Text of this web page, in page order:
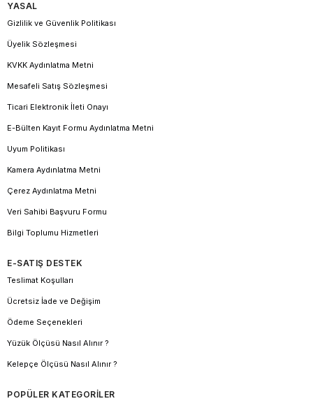
YASAL
Gizlilik ve Güvenlik Politikası
Üyelik Sözleşmesi
KVKK Aydınlatma Metni
Mesafeli Satış Sözleşmesi
Ticari Elektronik İleti Onayı
E-Bülten Kayıt Formu Aydınlatma Metni
Uyum Politikası
Kamera Aydınlatma Metni
Çerez Aydınlatma Metni
Veri Sahibi Başvuru Formu
Bilgi Toplumu Hizmetleri
E-SATIŞ DESTEK
Teslimat Koşulları
Ücretsiz İade ve Değişim
Ödeme Seçenekleri
Yüzük Ölçüsü Nasıl Alınır ?
Kelepçe Ölçüsü Nasıl Alınır ?
POPÜLER KATEGORİLER